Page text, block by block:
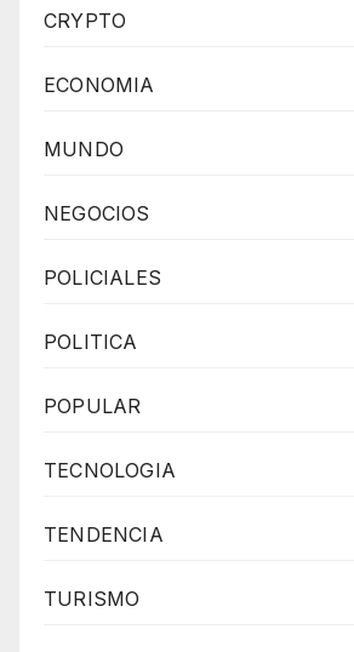
CRYPTO
ECONOMIA
MUNDO
NEGOCIOS
POLICIALES
POLITICA
POPULAR
TECNOLOGIA
TENDENCIA
TURISMO